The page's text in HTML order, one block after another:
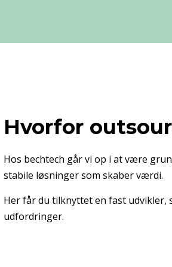
Hvorfor
Hos bechtech går vi op i at være
stabile løsninger som skaber værdi.
Her får du tilknyttet en fast udvikler,
udfordringer.